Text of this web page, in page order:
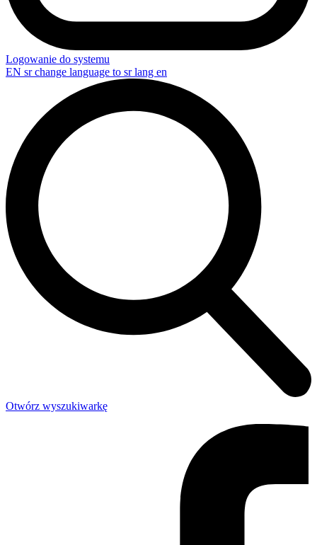
Logowanie do systemu
EN sr change language to sr lang en
Otwórz wyszukiwarkę